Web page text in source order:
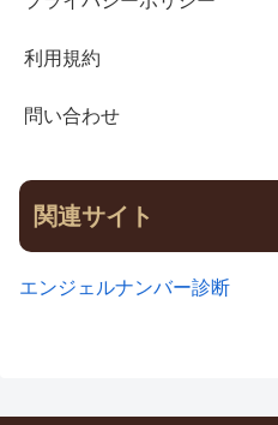
利用規約
問い合わせ
関連サイト
エンジェルナンバー診断